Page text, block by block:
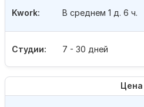
Студии: 7 - 30 дней
Kwork: В среднем 1 д. 6 ч.
Цена